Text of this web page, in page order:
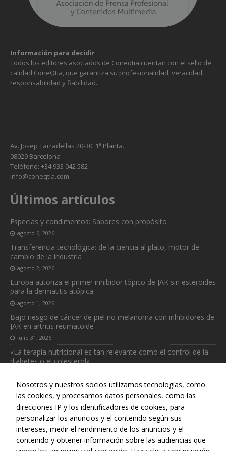
Información para decidir
Todos los editores asociados de Coneqtia cuentan con el sello de
calidad ConeQtia, que garantiza su profesionalidad, veracidad,
responsabilidad y fiabilidad.
Av. Josep Tarradellas 20-30, 1ª Planta.
08029 Barcelona
Teléfono: +34 933 042 582
info@coneqtia.com
Últimos artículos
Especias y condimentos: Sabores con propósito
agosto 6, 2026
Transferencia tecnológica: de la ciencia al plato, motor de
cambio de la industria
agosto 2, 2026
Europa autoriza el primer inhibidor tópico de JAK sin esteroides
para la dermatitis atópica
agosto 1, 2026
Bajo riesgo de cáncer de piel no melanoma con inhibidores de
JAK en artritis reumatoide
julio 31, 2026
«La terapia nutricional es tan relevante como el control de la
diabetes o el colesterol»
Web realizada con el patrocinio del Centro Español de Derechos
Reprográficos
Nosotros y nuestros socios utilizamos tecnologías, como
las cookies, y procesamos datos personales, como las
direcciones IP y los identificadores de cookies, para
personalizar los anuncios y el contenido según sus
intereses, medir el rendimiento de los anuncios y el
contenido y obtener información sobre las audiencias que